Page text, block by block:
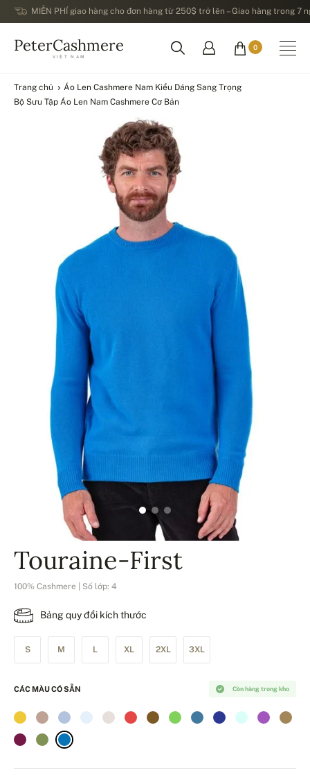
MIỄN PHÍ giao hàng cho đơn hàng từ 250$ trở lên – Giao hàng trong 7
PeterCashmere
VIỆT NAM
0
Trang chủ
Áo Len Cashmere Nam Kiểu Dáng Sang Trọng
Bộ Sưu Tập Áo Len Nam Cashmere Cơ Bản
Touraine-First
100% Cashmere | Số lớp: 4
Bảng quy đổi kích thước
S M L XL 2XL 3XL
Còn hàng trong kho
CÁC MÀU CÓ SẴN